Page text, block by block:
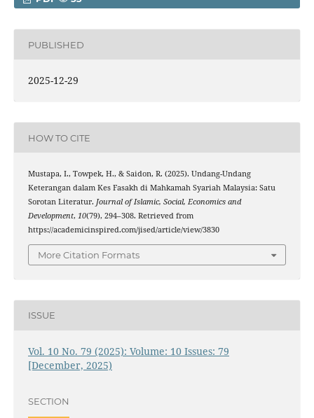
PUBLISHED
2025-12-29
HOW TO CITE
Mustapa, I., Towpek, H., & Saidon, R. (2025). Undang-Undang
Keterangan dalam Kes Fasakh di Mahkamah Syariah Malaysia: Satu
Sorotan Literatur. Journal of Islamic, Social, Economics and
Development, 10(79), 294–308. Retrieved from
https://academicinspired.com/jised/article/view/3830
More Citation Formats
ISSUE
Vol. 10 No. 79 (2025): Volume: 10 Issues: 79
[December, 2025)
SECTION